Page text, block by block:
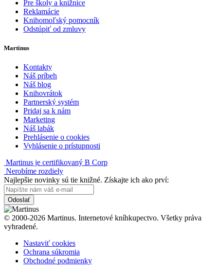
Pre školy a knižnice
Reklamácie
Knihomoľský pomocník
Odstúpiť od zmluvy
Martinus
Kontakty
Náš príbeh
Náš blog
Knihovrátok
Partnerský systém
Pridaj sa k nám
Marketing
Náš labák
Prehlásenie o cookies
Vyhlásenie o prístupnosti
Martinus je certifikovaný B Corp
Nerobíme rozdiely
Najlepšie novinky sú tie knižné. Získajte ich ako prví:
Odoslať
© 2000-2026 Martinus. Internetové kníhkupectvo. Všetky práva
vyhradené.
Nastaviť cookies
Ochrana súkromia
Obchodné podmienky